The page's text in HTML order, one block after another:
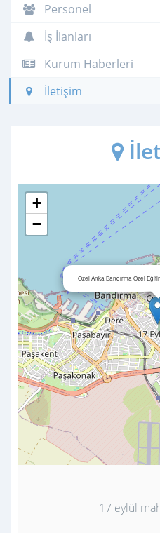
Personel
İş İlanları
Kurum Haberleri
İletişim
Özel Anka Bandırma Özel
+
−
17 eylül